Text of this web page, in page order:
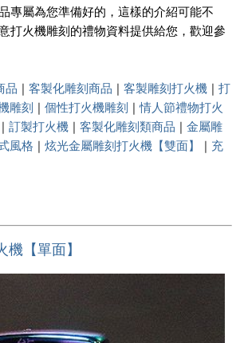
專屬為您準備好的，這樣的介紹可能不
打火機雕刻的禮物資料提供給您，歡迎參
品 | 客製化雕刻商品 | 客製雕刻打火機 | 打
雕刻 | 個性打火機雕刻 |情人節禮物打火
| 訂製打火機 | 客製化雕刻類商品 | 金屬雕
風格 | 炫光金屬雕刻打火機【雙面】 | 充
【單面】